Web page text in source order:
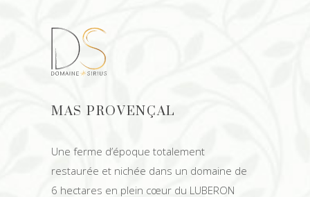
MAS PROVENÇAL
Une ferme d’époque totalement
restaurée et nichée dans un domaine de
6 hectares en plein cœur du LUBERON